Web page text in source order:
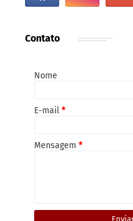
Contato
Nome
E-mail *
Mensagem *